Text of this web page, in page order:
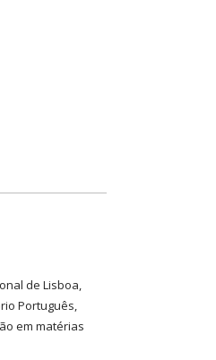
de Lisboa,
Português,
em matérias